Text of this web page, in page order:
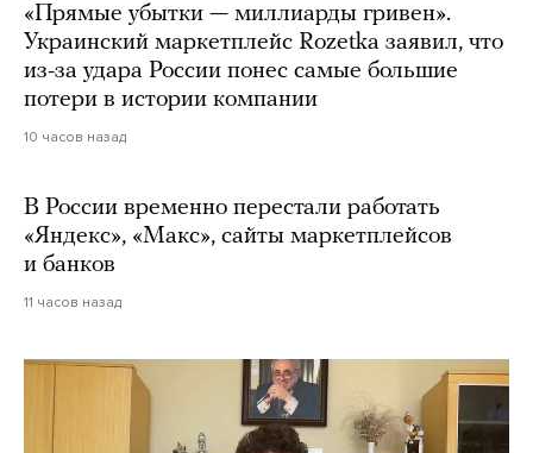
«Прямые убытки — миллиарды гривен».
Украинский маркетплейс Rozetka заявил, что
из-за удара России понес самые большие
потери в истории компании
10 часов назад
В России временно перестали работать
«Яндекс», «Макс», сайты маркетплейсов
и банков
11 часов назад